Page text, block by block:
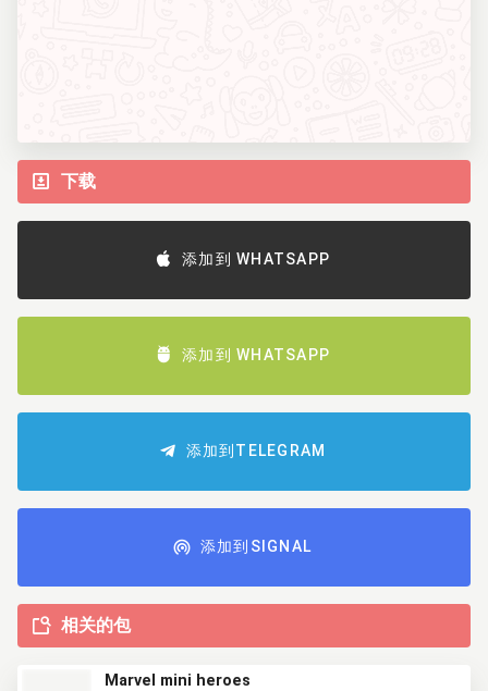
下载
添加到 WHATSAPP
添加到 WHATSAPP
添加到TELEGRAM
添加到SIGNAL
相关的包
Marvel mini heroes